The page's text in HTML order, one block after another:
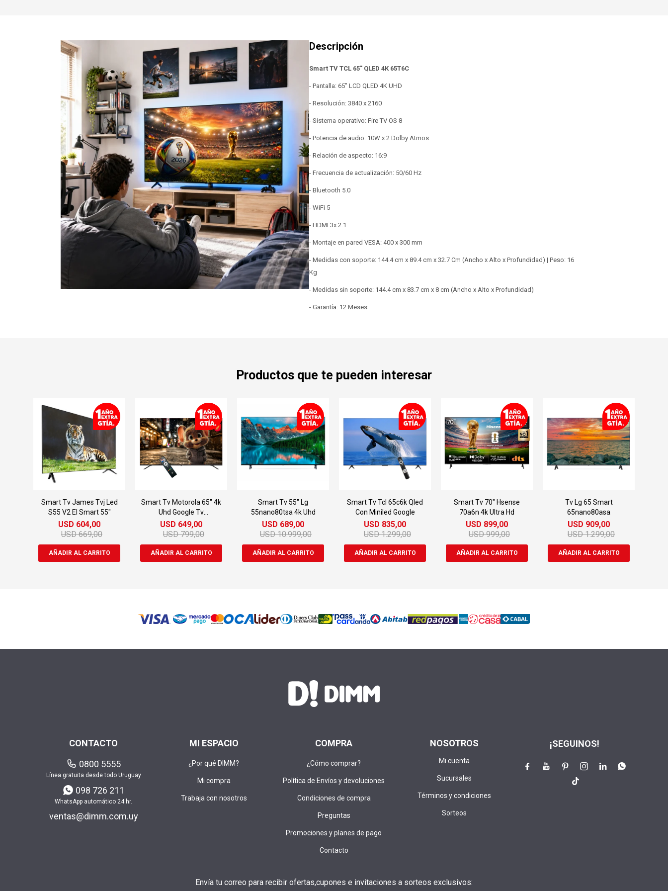
Smart TV TCL 65" QLED 4K 65T6C
- Pantalla: 65" LCD QLED 4K UHD
- Resolución: 3840 x 2160
- Sistema operativo: Fire TV OS 8
- Potencia de audio: 10W x 2 Dolby Atmos
- Relación de aspecto: 16:9
- Frecuencia de actualización: 50/60 Hz
- Bluetooth 5.0
- WiFi 5
- HDMI 3x 2.1
- Montaje en pared VESA: 400 x 300 mm
- Medidas con soporte: 144.4 cm x 89.4 cm x 32.7 Cm (Ancho x Alto x Profundidad) | Peso: 16
Kg
- Medidas sin soporte: 144.4 cm x 83.7 cm x 8 cm (Ancho x Alto x Profundidad)
- Garantía: 12 Meses
Productos que te pueden interesar
Smart Tv James Tvj Led
S55 V2 El Smart 55"
USD 604,00
USD 669,00
Smart Tv Motorola 65" 4k
Uhd Google Tv
Mot65ule11
USD 649,00
USD 799,00
Smart Tv 55" Lg
55nano80tsa 4k Uhd
USD 689,00
USD 10.999,00
Smart Tv Tcl 65c6k Qled
Con Miniled Google
USD 835,00
USD 1.299,00
Smart Tv 70" Hsense
70a6n 4k Ultra Hd
USD 899,00
USD 999,00
Tv Lg 65 Smart
65nano80asa
USD 909,00
USD 1.299,00
MI ESPACIO
¿Por qué DIMM?
Mi compra
Trabaja con nosotros
COMPRA
¿Cómo comprar?
Política de Envíos y devoluciones
Condiciones de compra
Preguntas
Promociones y planes de pago
Contacto
NOSOTROS
Mi cuenta
Sucursales
Términos y condiciones
Sorteos
CONTACTO
0800 5555
Línea gratuita desde todo Uruguay
098 726 211
WhatsApp automático 24 hr.
ventas@dimm.com.uy
Envía tu correo para recibir ofertas,cupones e invitaciones a sorteos exclusivos:
¡SEGUINOS!
    

